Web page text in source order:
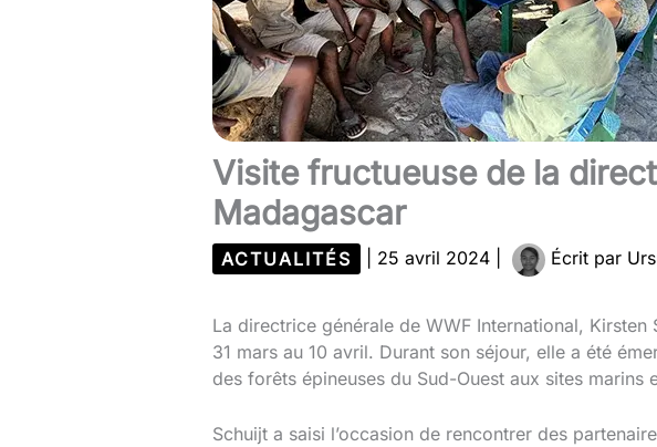
Visite fructueuse de la
Madagascar
ACTUALITÉS 25 avril 2024 Écrit par
La directrice générale de WWF International,
31 mars au 10 avril. Durant son séjour, elle a été
des forêts épineuses du Sud-Ouest aux sites marins
Schuijt a saisi l’occasion de rencontrer des